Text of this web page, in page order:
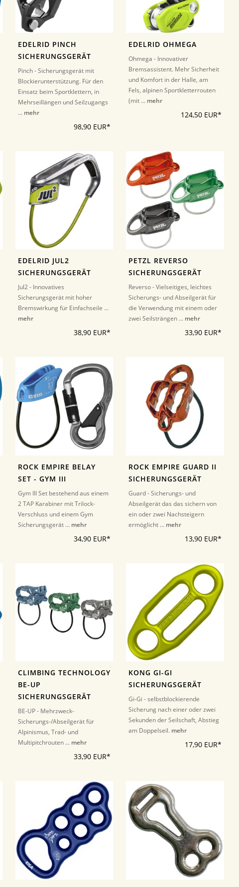
EDELRID PINCH
SICHERUNGSGERÄT
Pinch - Sicherungsgerät mit
Blockierunterstützung. Für den
Einsatz beim Sportklettern, in
Mehrseillängen und Seilzugangs
... mehr
98,90 EUR*
EDELRID OHMEGA
Ohmega - Innovativer
Bremsassistent. Mehr Sicherheit
und Komfort in der Halle, am
Fels, alpinen Sportkletterrouten
(mit ... mehr
124,50 EUR*
EDELRID JUL2
SICHERUNGSGERÄT
Jul2 - Innovatives
Sicherungsgerät mit hoher
Bremswirkung für Einfachseile ...
mehr
38,90 EUR*
PETZL REVERSO
SICHERUNGSGERÄT
Reverso - Vielseitiges, leichtes
Sicherungs- und Abseilgerät für
die Verwendung mit einem oder
zwei Seilsträngen ... mehr
33,90 EUR*
ROCK EMPIRE BELAY
SET - GYM III
Gym III Set bestehend aus einem
2 TAP Karabiner mit Trilock-
Verschluss und einem Gym
Sicherungsgerät ... mehr
34,90 EUR*
ROCK EMPIRE GUARD II
SICHERUNGSGERÄT
Guard - Sicherungs- und
Abseilgerät das das sichern von
ein oder zwei Nachsteigern
ermöglicht ... mehr
13,90 EUR*
CLIMBING TECHNOLOGY
BE-UP
SICHERUNGSGERÄT
BE-UP - Mehrzweck-
Sicherungs-/Abseilgerät für
Alpinismus, Trad- und
Multipitchrouten ... mehr
33,90 EUR*
KONG GI-GI
SICHERUNGSGERÄT
Gi-Gi - selbstblockierende
Sicherung nach einer oder zwei
Sekunden der Seilschaft, Abstieg
am Doppelseil. mehr
17,90 EUR*